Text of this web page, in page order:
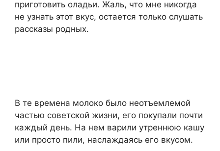
приготовить оладьи. Жаль, что мне никогда
не узнать этот вкус, остается только слушать
рассказы родных.
В те времена молоко было неотъемлемой
частью советской жизни, его покупали почти
каждый день. На нем варили утреннюю кашу
или просто пили, наслаждаясь его вкусом.